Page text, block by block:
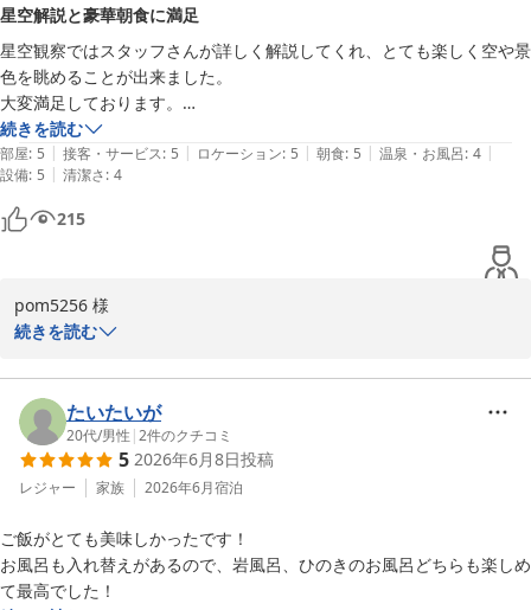
またのお越しを心よりお待ちしております。
ご投稿誠にありがとうございました。
ゆの宿和どう
和銅鉱泉 薬師の湯 ゆの宿 和どう
2026-06-18
星空解説と豪華朝食に満足
星空観察ではスタッフさんが詳しく解説してくれ、とても楽しく空や景
色を眺めることが出来ました。
大変満足しております。
朝食は大変豪華で、提供されたお料理の他、バイキングコーナーもあり
ました。
洋食のものが食べたい子供にはちょうど良かったです。
どれも美味しく、またゆったりいただくことが出来ました。
続きを読む
部屋: 5 | 接客・サービス: 5 | ロケーション: 5 | 朝食: 5 | 温泉・お風呂: 4 |
設備: 5 | 清潔さ: 4
215
pom5256 様
星空観察ではスタッフの詳しい解説をお楽しみいただけたとのこと
で、私たちも大変嬉しく思います。空や景色をゆっくりと眺められ
たことが、何よりの励みになります。
く拝読しました。どれも美味しく、ゆっくりお過ごしいただけたと
のこと、私たちも光栄です。
続きを読む
たいたいが
20代/男性 |2件のクチコミ
5 2026年6月8日投稿
レジャー 家族 2026年6月宿泊
ご飯がとても美味しかったです！
お風呂も入れ替えがあるので、岩風呂、ひのきのお風呂どちらも楽しめ
て最高でした！